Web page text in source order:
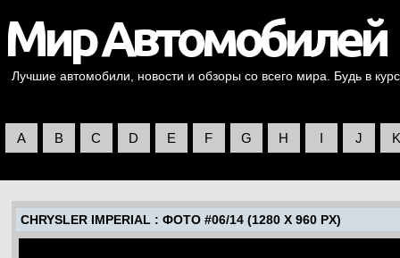
Лучшие автомобили, новости и обзоры со всего мира. Будь в
A B C D E F G H I J K
CHRYSLER IMPERIAL : ФОТО #06/14 (1280 X 960 PX)